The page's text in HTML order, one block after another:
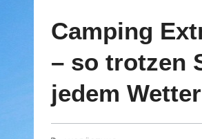
Camping
– so trotzen
jedem Wetter